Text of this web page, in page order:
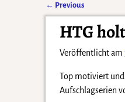
← Previous
HTG
Veröffentlicht am
Top motiviert und
Aufschlagserien